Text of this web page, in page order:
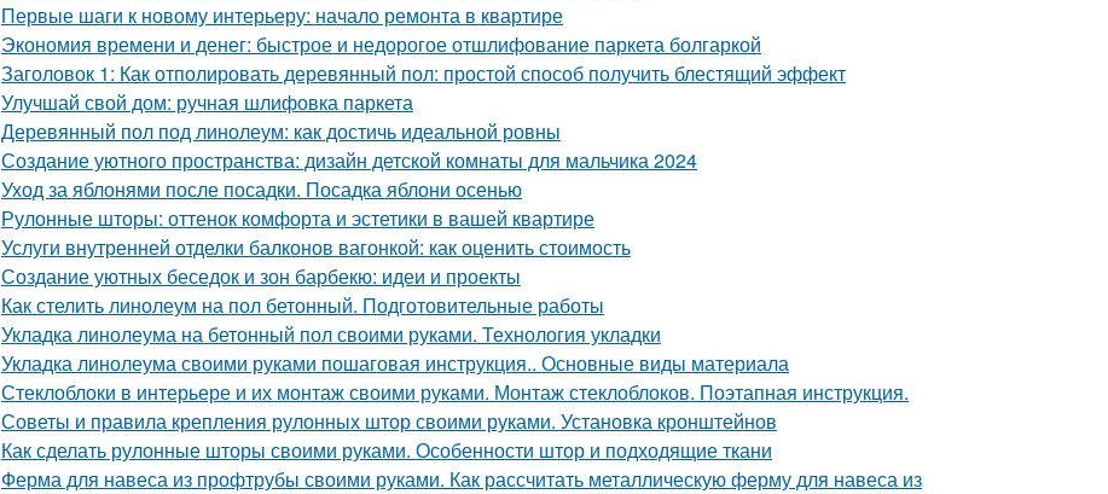
Первые шаги к новому интерьеру: начало ремонта в квартире
Экономия времени и денег: быстрое и недорогое отшлифование паркета болгаркой
Заголовок 1: Как отполировать деревянный пол: простой способ получить блестящий эффект
Улучшай свой дом: ручная шлифовка паркета
Деревянный пол под линолеум: как достичь идеальной ровны
Создание уютного пространства: дизайн детской комнаты для мальчика 2024
Уход за яблонями после посадки. Посадка яблони осенью
Рулонные шторы: оттенок комфорта и эстетики в вашей квартире
Услуги внутренней отделки балконов вагонкой: как оценить стоимость
Создание уютных беседок и зон барбекю: идеи и проекты
Как стелить линолеум на пол бетонный. Подготовительные работы
Укладка линолеума на бетонный пол своими руками. Технология укладки
Укладка линолеума своими руками пошаговая инструкция.. Основные виды материала
Стеклоблоки в интерьере и их монтаж своими руками. Монтаж стеклоблоков. Поэтапная инструкция.
Советы и правила крепления рулонных штор своими руками. Установка кронштейнов
Как сделать рулонные шторы своими руками. Особенности штор и подходящие ткани
Ферма для навеса из профтрубы своими руками. Как рассчитать металлическую ферму для навеса из